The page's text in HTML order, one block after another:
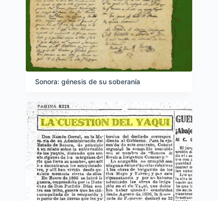
Sonora: génesis de su soberanía